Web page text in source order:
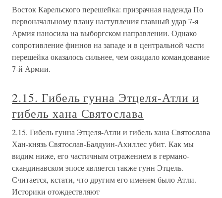
Восток Карельского перешейка: призрачная надежда По
первоначальному плану наступления главный удар 7-я
Армия наносила на выборгском направлении. Однако
сопротивление финнов на западе и в центральной части
перешейка оказалось сильнее, чем ожидало командование
7-й Армии.
2.15. Гибель гунна Этцеля-Атли и
гибель хана Святослава
2.15. Гибель гунна Этцеля-Атли и гибель хана Святослава
Хан-князь Святослав-Балдуин-Ахиллес убит. Как мы
видим ниже, его частичным отражением в германо-
скандинавском эпосе является также гунн Этцель.
Считается, кстати, что другим его именем было Атли.
Историки отождествляют